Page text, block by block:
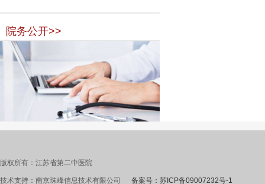
院务公开>>
版权所有：江苏省第二中医院
技术支持：南京珠峰信息技术有限公司 备案号：苏ICP备09007232号-1